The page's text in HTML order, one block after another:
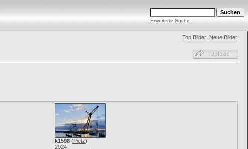
Erweiterte Suche
Top Bilder Neue Bilder
k1598 (Pietz)
2024